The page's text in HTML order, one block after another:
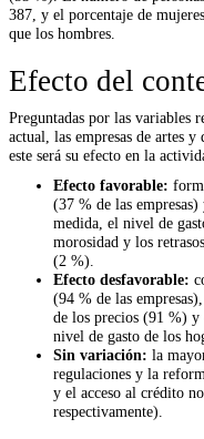
387, y el porcentaje de
que los hombres.
Efecto del
Preguntadas por las variables
actual, las empresas de artes
este será su efecto en la
Efecto favorable:
(37 % de las
medida, el nivel de
morosidad y los
(2 %).
Efecto desfavorable:
(94 % de las
de los precios (91 %) y
nivel de gasto de los
Sin variación: la
regulaciones y la
y el acceso al crédito
respectivamente).